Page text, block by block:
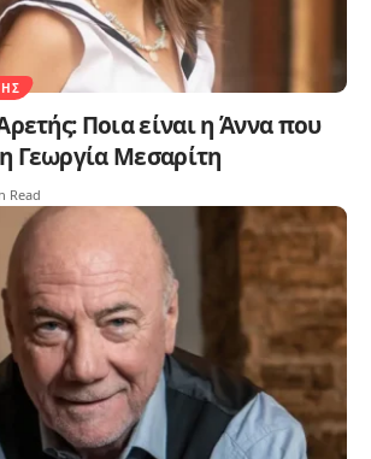
Ποια είναι η Άννα που
Γεωργία Μεσαρίτη
Read